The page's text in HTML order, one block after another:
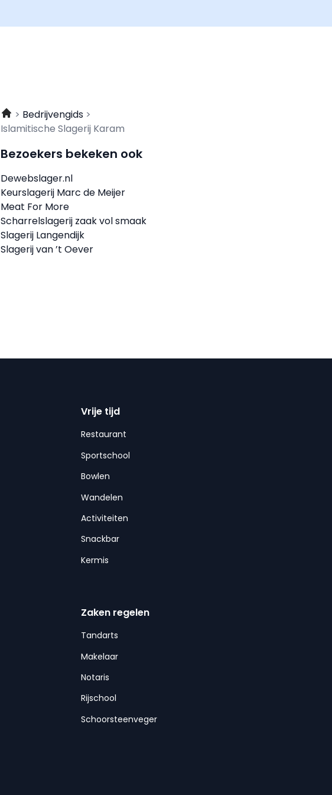
Bedrijvengids
Islamitische Slagerij Karam
Bezoekers bekeken ook
Dewebslager.nl
Keurslagerij Marc de Meijer
Meat For More
Scharrelslagerij zaak vol smaak
Slagerij Langendijk
Slagerij van ’t Oever
Vrije tijd
Restaurant
Sportschool
Bowlen
Wandelen
Activiteiten
Snackbar
Kermis
Zaken regelen
Tandarts
Makelaar
Notaris
Rijschool
Schoorsteenveger